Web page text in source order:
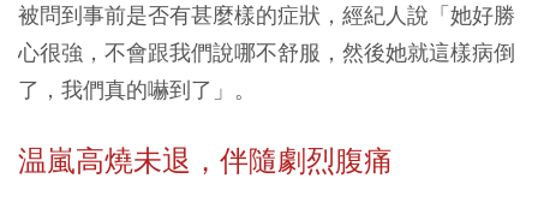
被問到事前是否有甚麼樣的症狀，經紀人說「她好勝
心很強，不會跟我們說哪不舒服，然後她就這樣病倒
了，我們真的嚇到了」。
温嵐高燒未退，伴隨劇烈腹痛